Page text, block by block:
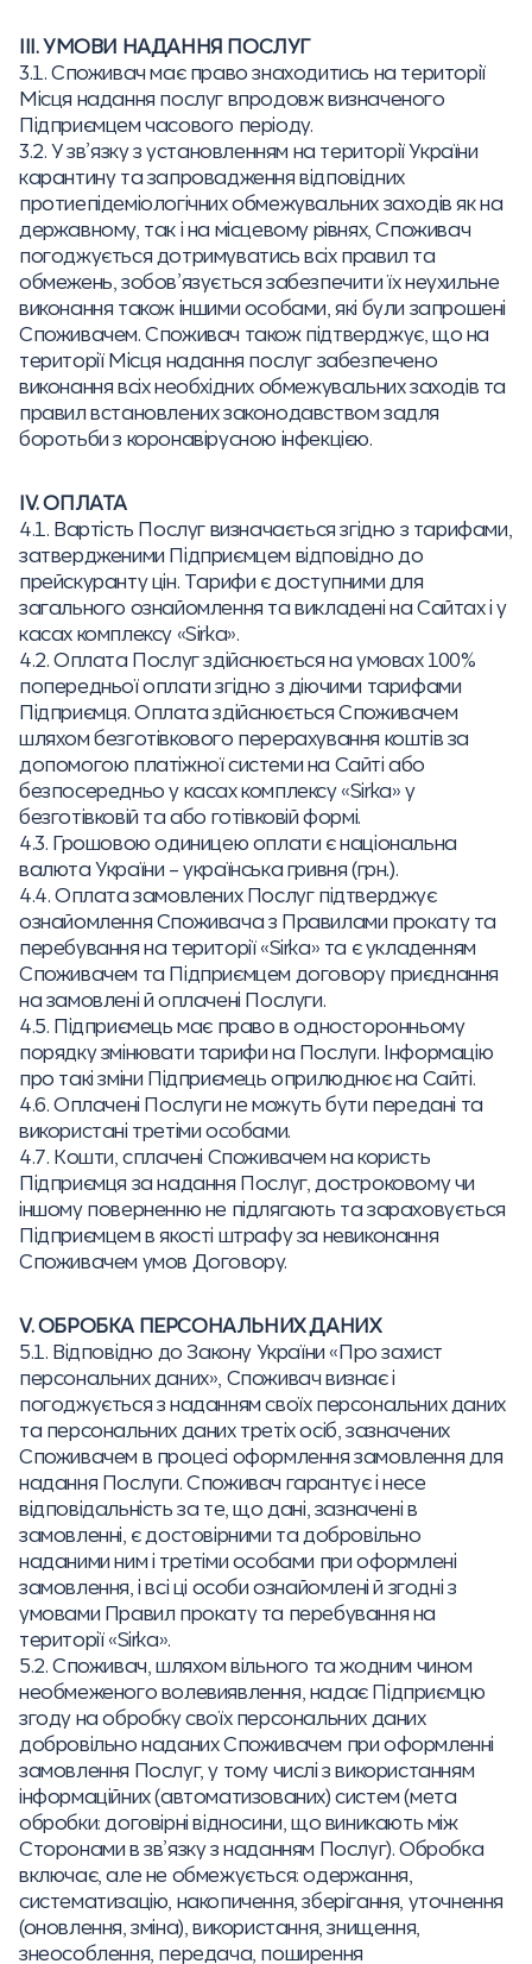
III. УМОВИ НАДАННЯ ПОСЛУГ
3.1. Споживач має право знаходитись на території
Місця надання послуг впродовж визначеного
Підприємцем часового періоду.
3.2. У зв’язку з установленням на території України
карантину та запровадження відповідних
протиепідеміологічних обмежувальних заходів як на
державному, так і на місцевому рівнях, Споживач
погоджується дотримуватись всіх правил та
обмежень, зобов’язується забезпечити їх неухильне
виконання також іншими особами, які були запрошені
Споживачем. Споживач також підтверджує, що на
території Місця надання послуг забезпечено
виконання всіх необхідних обмежувальних заходів та
правил встановлених законодавством задля
боротьби з коронавірусною інфекцією.
ІV. ОПЛАТА
4.1. Вартість Послуг визначається згідно з тарифами,
затвердженими Підприємцем відповідно до
прейскуранту цін. Тарифи є доступними для
загального ознайомлення та викладені на Сайтах і у
касах комплексу «Sirkа».
4.2. Оплата Послуг здійснюється на умовах 100%
попередньої оплати згідно з діючими тарифами
Підприємця. Оплата здійснюється Споживачем
шляхом безготівкового перерахування коштів за
допомогою платіжної системи на Сайті або
безпосередньо у касах комплексу «Sirkа» у
безготівковій та або готівковій формі.
4.3. Грошовою одиницею оплати є національна
валюта України – українська гривня (грн.).
4.4. Оплата замовлених Послуг підтверджує
ознайомлення Споживача з Правилами прокату та
перебування на території «Sirka» та є укладенням
Споживачем та Підприємцем договору приєднання
на замовлені й оплачені Послуги.
4.5. Підприємець має право в односторонньому
порядку змінювати тарифи на Послуги. Інформацію
про такі зміни Підприємець оприлюднює на Сайті.
4.6. Оплачені Послуги не можуть бути передані та
використані третіми особами.
4.7. Кошти, сплачені Споживачем на користь
Підприємця за надання Послуг, достроковому чи
іншому поверненню не підлягають та зараховується
Підприємцем в якості штрафу за невиконання
Споживачем умов Договору.
V. ОБРОБКА ПЕРСОНАЛЬНИХ ДАНИХ
5.1. Відповідно до Закону України «Про захист
персональних даних», Споживач визнає і
погоджується з наданням своїх персональних даних
та персональних даних третіх осіб, зазначених
Споживачем в процесі оформлення замовлення для
надання Послуги. Споживач гарантує і несе
відповідальність за те, що дані, зазначені в
замовленні, є достовірними та добровільно
наданими ним і третіми особами при оформлені
замовлення, і всі ці особи ознайомлені й згодні з
умовами Правил прокату та перебування на
території «Sirka».
5.2. Споживач, шляхом вільного та жодним чином
необмеженого волевиявлення, надає Підприємцю
згоду на обробку своїх персональних даних
добровільно наданих Споживачем при оформленні
замовлення Послуг, у тому числі з використанням
інформаційних (автоматизованих) систем (мета
обробки: договірні відносини, що виникають між
Сторонами в зв’язку з наданням Послуг). Обробка
включає, але не обмежується: одержання,
систематизацію, накопичення, зберігання, уточнення
(оновлення, зміна), використання, знищення,
знеособлення, передача, поширення